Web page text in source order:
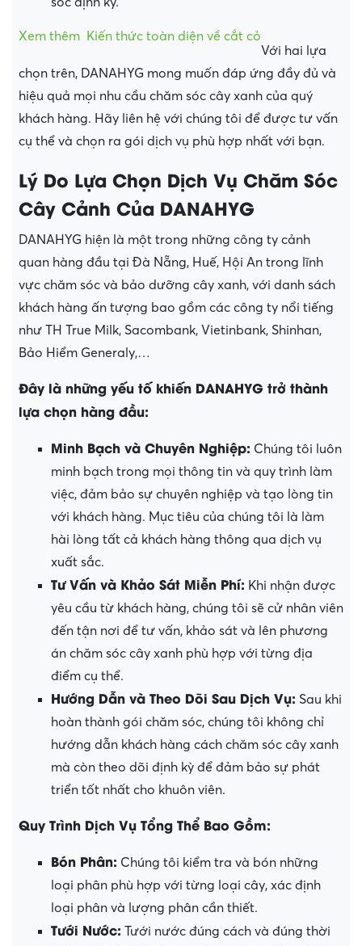
Xem thêm Kiến thức toàn diện về cắt cỏ
Với hai lựa
chọn trên, DANAHYG mong muốn đáp ứng đầy đủ và
hiệu quả mọi nhu cầu chăm sóc cây xanh của quý
khách hàng. Hãy liên hệ với chúng tôi để được tư vấn
cụ thể và chọn ra gói dịch vụ phù hợp nhất với bạn.
Lý Do Lựa Chọn Dịch Vụ Chăm Sóc
Cây Cảnh Của DANAHYG
DANAHYG hiện là một trong những công ty cảnh
quan hàng đầu tại Đà Nẵng, Huế, Hội An trong lĩnh
vực chăm sóc và bảo dưỡng cây xanh, với danh sách
khách hàng ấn tượng bao gồm các công ty nổi tiếng
như TH True Milk, Sacombank, Vietinbank, Shinhan,
Bảo Hiểm Generaly,…
Đây là những yếu tố khiến DANAHYG trở thành
lựa chọn hàng đầu:
Minh Bạch và Chuyên Nghiệp: Chúng tôi luôn
minh bạch trong mọi thông tin và quy trình làm
việc, đảm bảo sự chuyên nghiệp và tạo lòng tin
với khách hàng. Mục tiêu của chúng tôi là làm
hài lòng tất cả khách hàng thông qua dịch vụ
xuất sắc.
Tư Vấn và Khảo Sát Miễn Phí: Khi nhận được
yêu cầu từ khách hàng, chúng tôi sẽ cử nhân viên
đến tận nơi để tư vấn, khảo sát và lên phương
án chăm sóc cây xanh phù hợp với từng địa
điểm cụ thể.
Hướng Dẫn và Theo Dõi Sau Dịch Vụ: Sau khi
hoàn thành gói chăm sóc, chúng tôi không chỉ
hướng dẫn khách hàng cách chăm sóc cây xanh
mà còn theo dõi định kỳ để đảm bảo sự phát
triển tốt nhất cho khuôn viên.
Quy Trình Dịch Vụ Tổng Thể Bao Gồm:
Bón Phân: Chúng tôi kiểm tra và bón những
loại phân phù hợp với từng loại cây, xác định
loại phân và lượng phân cần thiết.
Tưới Nước: Tưới nước đúng cách và đúng thời